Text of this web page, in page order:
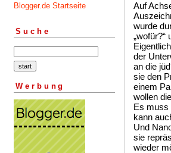
Blogger.de Startseite
Suche
Werbung
Auf
wurde
„wofür?“
der
an die
sie den
einem
wollen
Es muss
kann
Und
sie
wieder